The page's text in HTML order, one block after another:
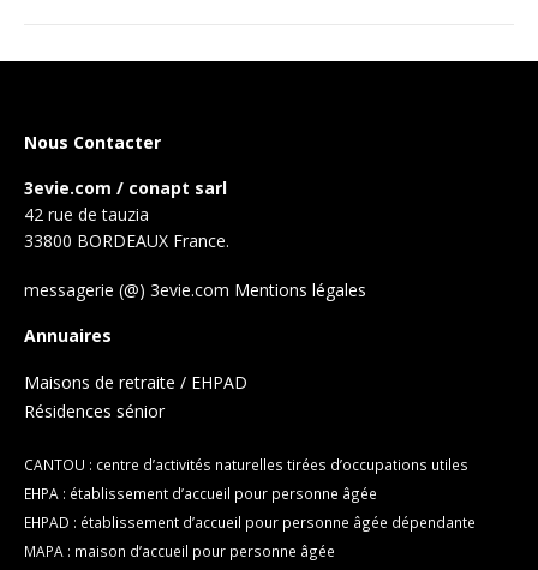
Nous Contacter
3evie.com / conapt sarl
42 rue de tauzia
33800 BORDEAUX France.
messagerie (@) 3evie.com Mentions légales
Annuaires
Maisons de retraite / EHPAD
Résidences sénior
CANTOU : centre d’activités naturelles tirées d’occupations utiles
EHPA : établissement d’accueil pour personne âgée
EHPAD : établissement d’accueil pour personne âgée dépendante
MAPA : maison d’accueil pour personne âgée